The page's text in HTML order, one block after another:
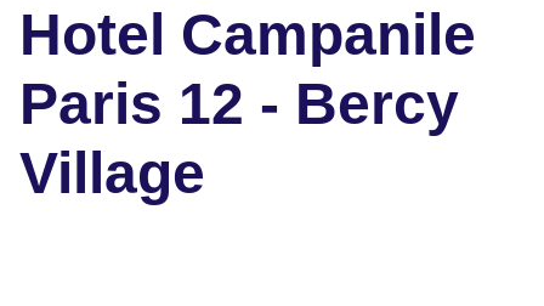
Hotel Campanile
Paris 12 - Bercy
Village